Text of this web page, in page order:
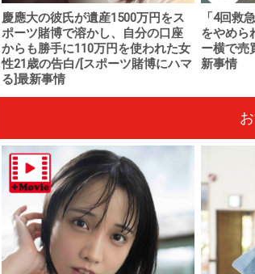
慶應大の彼氏が遺産1500万円をス
ポーツ賭博で溶かし、自分の口座
からも勝手に110万円を使われた女
性21歳の告白/[スポーツ賭博にハマ
る]最新事情
「4回救
をやめら
ー横で売
新事情